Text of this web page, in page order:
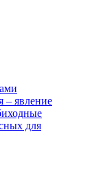
– явление
для